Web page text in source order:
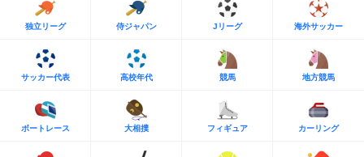
独立リーグ 侍ジャパン Jリーグ 海外サッカー
サッカー代表 高校年代 競馬 地方競馬
ボートレース 大相撲 フィギュア カーリング